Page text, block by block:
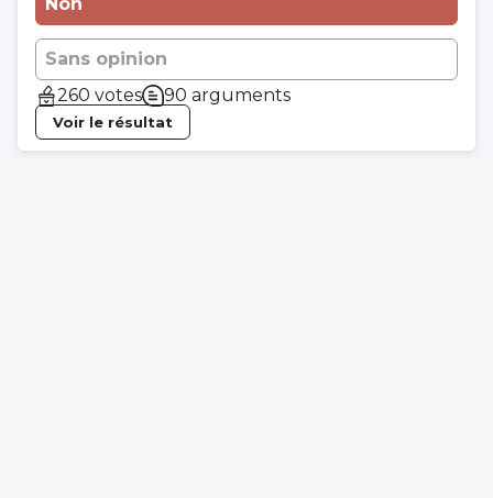
Non
Sans opinion
260 votes
90 arguments
Voir le résultat